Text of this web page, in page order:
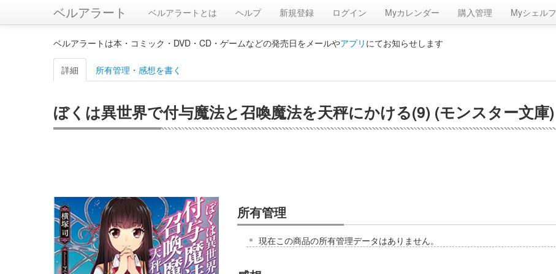
ベルアラート ベルアラートとは ヘルプ 新規登録 ログイン Myカレンダー 購入管理 Myシェルフ
ベルアラートは本・コミック・DVD・CD・ゲームなどの発売日をメールやアプリ にてお知らせします
詳細 所有管理・感想を書く
ぼくは異世界で付与魔法と召喚魔法を天秤にかける(9) (モンスター文庫)
所有管理
現在この商品の所有管理データはありません。